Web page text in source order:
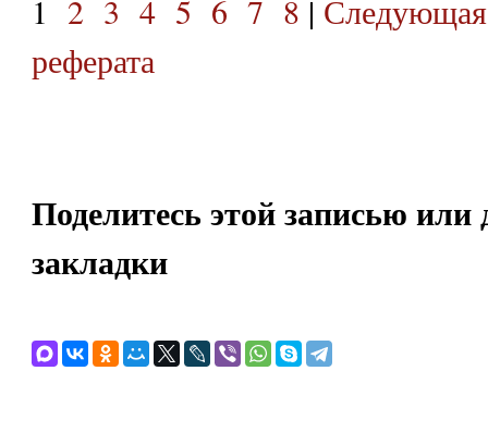
1 2 3 4 5 6 7 8 | Следующая
реферата
Поделитесь этой записью или
закладки